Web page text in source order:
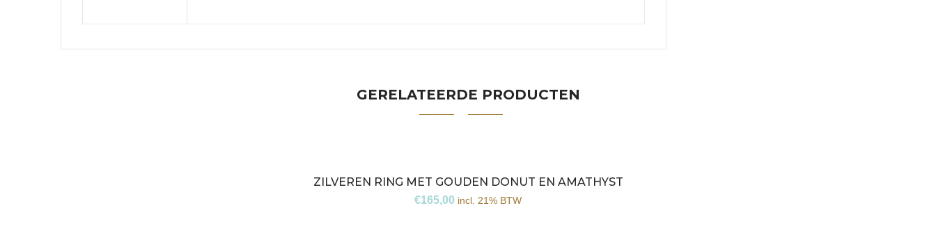
GERELATEERDE PRODUCTEN
ZILVEREN RING MET GOUDEN DONUT EN AMATHYST
€165,00 incl. 21% BTW